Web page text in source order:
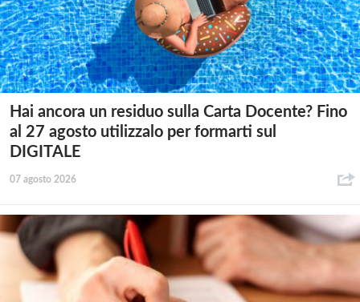
Hai ancora un residuo sulla Carta Docente? Fino
al 27 agosto utilizzalo per formarti sul
DIGITALE
07 agosto 2026